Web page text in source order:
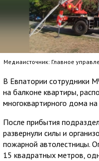
Медиаисточник: Главное
В Евпатории сотрудники
на балконе квартиры,
многоквартирного дома
После прибытия
развернули силы и
пожарной автолестницы.
15 квадратных метров,